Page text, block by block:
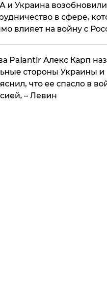
и Украина возобновили
в сфере,
влияет на войну с
Palantir Алекс Карп
стороны Украины и
что ее спасло в
– Левин